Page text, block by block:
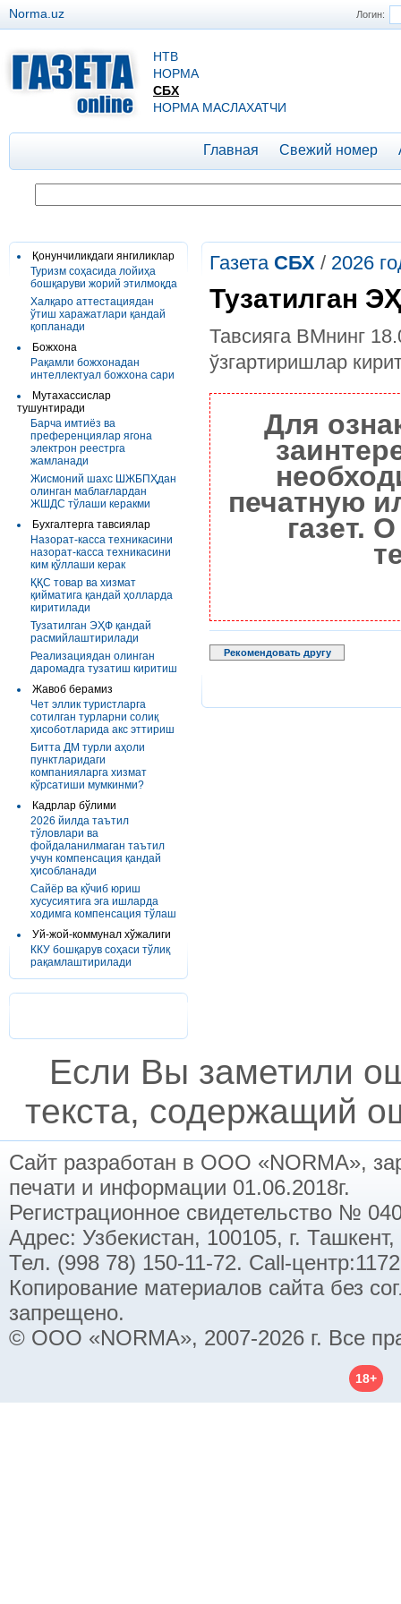
Логин:
Norma.uz
НТВ
НОРМА
СБХ
НОРМА МАСЛАХАТЧИ
Главная Свежий номер
Қонунчиликдаги янгиликлар
Туризм соҳасида лойиҳа
бошқаруви жорий этилмоқда
Халқаро аттестациядан
ўтиш харажатлари қандай
қопланади
Божхона
Рақамли божхонадан
интеллектуал божхона сари
Мутахассислар
тушунтиради
Барча имтиёз ва
преференциялар ягона
электрон реестрга
жамланади
Жисмоний шахс ШЖБПҲдан
олинган маблағлардан
ЖШДС тўлаши керакми
Бухгалтерга тавсиялар
Назорат-касса техникасини
назорат-касса техникасини
ким қўллаши керак
ҚҚС товар ва хизмат
қийматига қандай ҳолларда
киритилади
Тузатилган ЭҲФ қандай
расмийлаштирилади
Реализациядан олинган
даромадга тузатиш киритиш
Жавоб берамиз
Чет эллик туристларга
сотилган турларни солиқ
ҳисоботларида акс эттириш
Битта ДМ турли аҳоли
пунктларидаги
компанияларга хизмат
кўрсатиши мумкинми?
Кадрлар бўлими
2026 йилда таътил
тўловлари ва
фойдаланилмаган таътил
учун компенсация қандай
ҳисобланади
Сайёр ва кўчиб юриш
хусусиятига эга ишларда
ходимга компенсация тўлаш
Уй-жой-коммунал хўжалиги
ККУ бошқарув соҳаси тўлиқ
рақамлаштирилади
Газета СБХ / 2026
Тузатилган
Тавсияга ВМнинг
ўзгартиришлар
Для
печатную
газет.
Рекомендовать другу
Если Вы заметили
текста, содержащий
Сайт разработан в ООО «NORMA»,
печати и информации 01.06.2018г.
Регистрационное свидетельство №
Адрес: Узбекистан, 100105, г.
Тел. (998 78) 150-11-72. Call-
Копирование материалов сайта без
запрещено.
© ООО «NORMA», 2007-2026 г. Все
18+